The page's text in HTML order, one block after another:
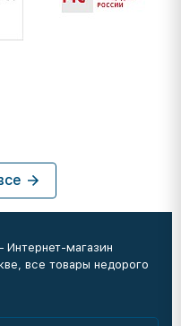
магазин
все товары недорого